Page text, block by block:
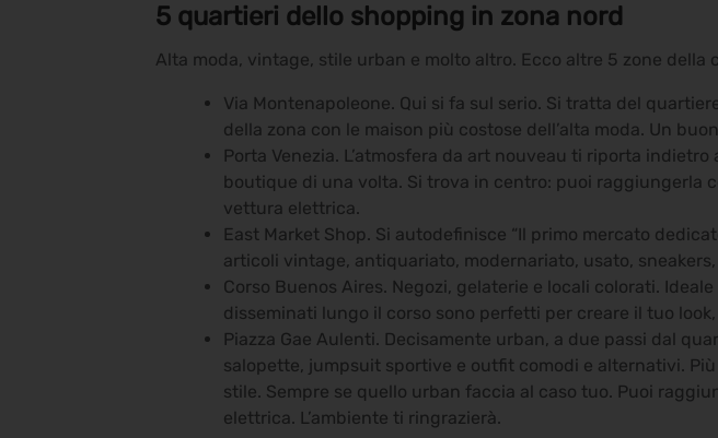
5 quartieri dello shopping in zona nord
Alta moda, vintage, stile urban e molto altro. Ecco altre 5 zone della
Via Montenapoleone. Qui si fa sul serio. Si tratta del
della zona con le maison più costose dell’alta moda. Un
Porta Venezia. L’atmosfera da art nouveau ti riporta
boutique di una volta. Si trova in centro: puoi raggiungerla
vettura elettrica.
East Market Shop. Si autodefinisce “Il primo mercato
articoli vintage, antiquariato, modernariato, usato,
Corso Buenos Aires. Negozi, gelaterie e locali colorati.
disseminati lungo il corso sono perfetti per creare il tuo
Piazza Gae Aulenti. Decisamente urban, a due passi dal
salopette, jumpsuit sportive e outfit comodi e alternativi.
stile. Sempre se quello urban faccia al caso tuo. Puoi
elettrica. L’ambiente ti ringrazierà.